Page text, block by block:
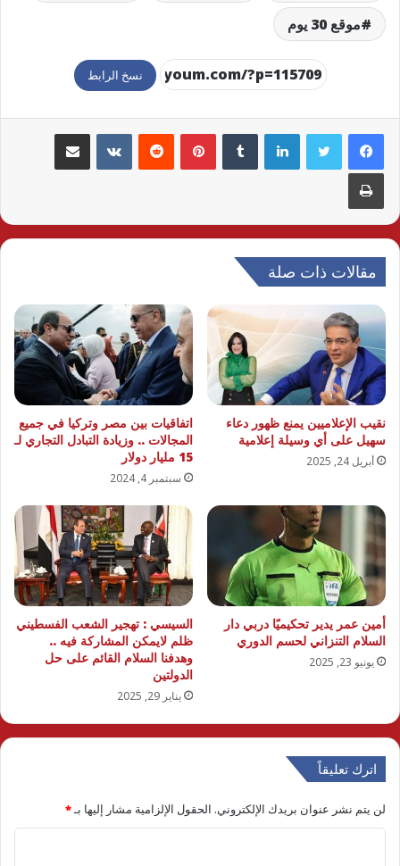
موقع 30 يوم
نسخ الرابط
لينكدإن بينتيريست مشاركة عبر البريد
طباعة
مقالات ذات صلة
نقيب الإعلاميين يمنع ظهور دعاء
سهيل على أي وسيلة إعلامية
أبريل 24, 2025
اتفاقيات بين مصر وتركيا في جميع
المجالات .. وزيادة التبادل التجاري لـ
15 مليار دولار
سبتمبر 4, 2024
أمين عمر يدير تحكيميًا دربي دار
السلام التنزاني لحسم الدوري
يونيو 23, 2025
السيسي : تهجير الشعب الفسطيني
ظلم لايمكن المشاركة فيه ..
وهدفنا السلام القائم على حل
الدولتين
يناير 29, 2025
اترك تعليقاً
لن يتم نشر عنوان بريدك الإلكتروني. الحقول الإلزامية مشار إليها بـ*